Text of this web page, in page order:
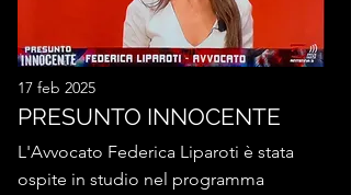
17 feb 2025
PRESUNTO INNOCENTE
L'Avvocato Federica Liparoti è stata
ospite in studio nel programma